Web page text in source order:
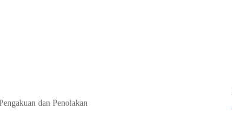
dan Penolakan